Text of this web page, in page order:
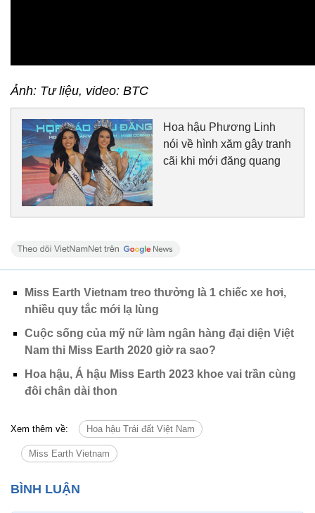
Ảnh: Tư liệu, video: BTC
Hoa hậu Phương Linh
nói về hình xăm gây tranh
cãi khi mới đăng quang
Miss Earth Vietnam treo thưởng là 1 chiếc xe hơi,
nhiều quy tắc mới lạ lùng
Cuộc sống của mỹ nữ làm ngân hàng đại diện Việt
Nam thi Miss Earth 2020 giờ ra sao?
Hoa hậu, Á hậu Miss Earth 2023 khoe vai trần cùng
đôi chân dài thon
Xem thêm về: Hoa hậu Trái đất Việt Nam
Miss Earth Vietnam